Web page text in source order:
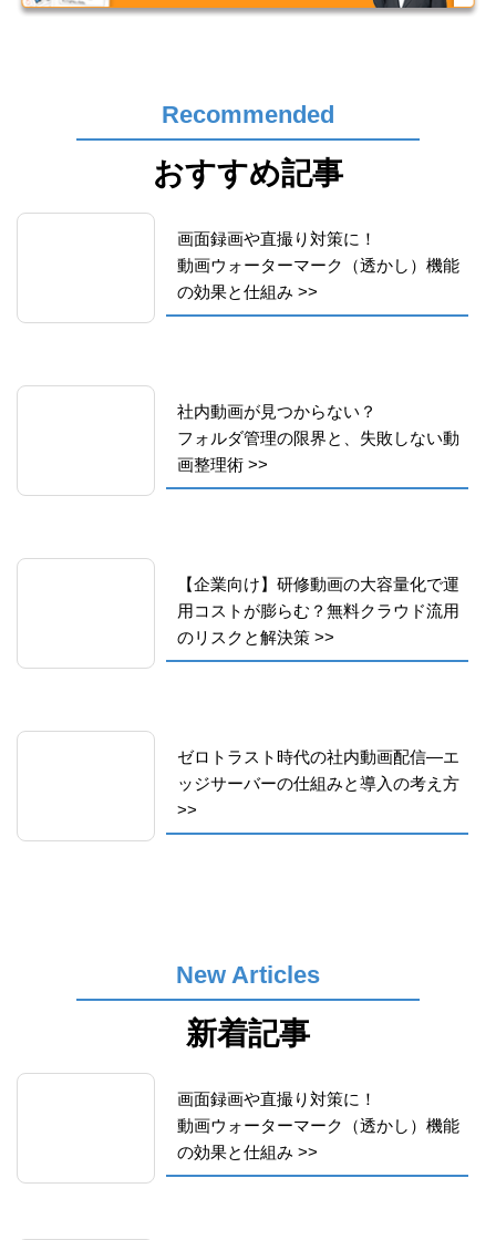
Recommended
おすすめ記事
画面録画や直撮り対策に！
動画ウォーターマーク（透かし）機能
の効果と仕組み>>
社内動画が見つからない？
フォルダ管理の限界と、失敗しない動
画整理術>>
【企業向け】研修動画の大容量化で運
用コストが膨らむ？無料クラウド流用
のリスクと解決策>>
ゼロトラスト時代の社内動画配信―エ
ッジサーバーの仕組みと導入の考え方
>>
New Articles
新着記事
画面録画や直撮り対策に！
動画ウォーターマーク（透かし）機能
の効果と仕組み>>